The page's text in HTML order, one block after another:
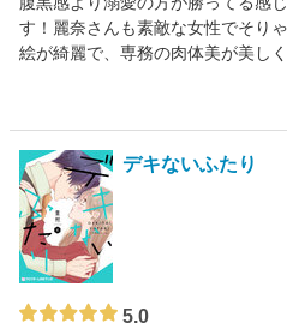
す！麗奈さんも素敵な女性でそり
絵が綺麗で、専務の肉体美が美し
デキないふたり
5.0